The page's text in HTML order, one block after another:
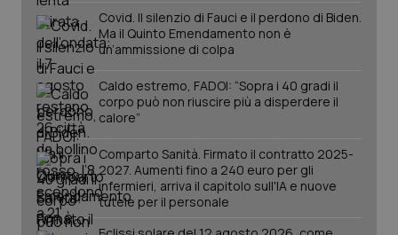
Covid. Il silenzio di Fauci e il perdono di Biden.
Ma il Quinto Emendamento non è
un’ammissione di colpa
Caldo estremo, FADOI: “Sopra i 40 gradi il
corpo può non riuscire più a disperdere il
calore”
Comparto Sanità. Firmato il contratto 2025-
2027. Aumenti fino a 240 euro per gli
infermieri, arriva il capitolo sull'IA e nuove
tutele per il personale
_ga